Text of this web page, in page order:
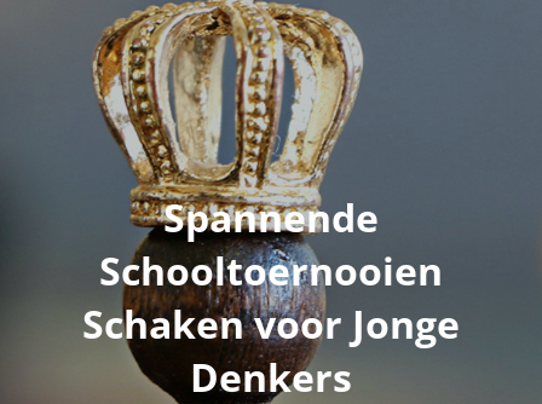
Spannende
Schooltoernooien
Schaken voor Jonge
Denkers